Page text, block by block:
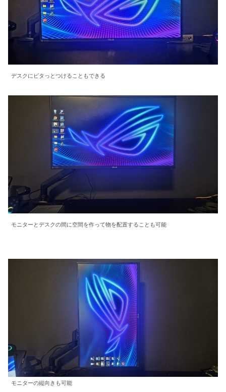
デスクにピタっとつけることもできる
モニターとデスクの間に空間を作って物を配置することも可能
モニターの縦向きも可能